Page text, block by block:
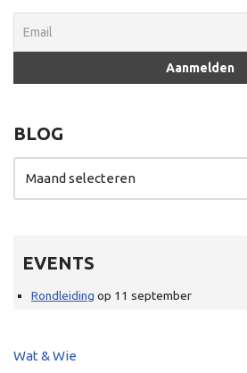
BLOG
EVENTS
Rondleiding op 11 september
Wat & Wie